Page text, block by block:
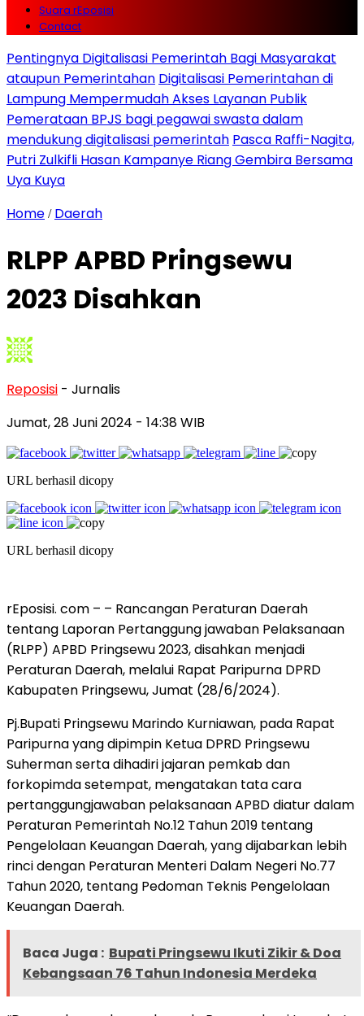
Suara rEposisi
Contact
Pentingnya Digitalisasi Pemerintah Bagi Masyarakat
ataupun Pemerintahan Digitalisasi Pemerintahan di
Lampung Mempermudah Akses Layanan Publik
Pemerataan BPJS bagi pegawai swasta dalam
mendukung digitalisasi pemerintah Pasca Raffi-Nagita,
Putri Zulkifli Hasan Kampanye Riang Gembira Bersama
Uya Kuya
Home / Daerah
RLPP APBD Pringsewu
2023 Disahkan
Reposisi - Jurnalis
Jumat, 28 Juni 2024 - 14:38 WIB
URL berhasil dicopy
URL berhasil dicopy
rEposisi. com – – Rancangan Peraturan Daerah
tentang Laporan Pertanggung jawaban Pelaksanaan
(RLPP) APBD Pringsewu 2023, disahkan menjadi
Peraturan Daerah, melalui Rapat Paripurna DPRD
Kabupaten Pringsewu, Jumat (28/6/2024).
Pj.Bupati Pringsewu Marindo Kurniawan, pada Rapat
Paripurna yang dipimpin Ketua DPRD Pringsewu
Suherman serta dihadiri jajaran pemkab dan
forkopimda setempat, mengatakan tata cara
pertanggungjawaban pelaksanaan APBD diatur dalam
Peraturan Pemerintah No.12 Tahun 2019 tentang
Pengelolaan Keuangan Daerah, yang dijabarkan lebih
rinci dengan Peraturan Menteri Dalam Negeri No.77
Tahun 2020, tentang Pedoman Teknis Pengelolaan
Keuangan Daerah.
Baca Juga : Bupati Pringsewu Ikuti Zikir & Doa
Kebangsaan 76 Tahun Indonesia Merdeka